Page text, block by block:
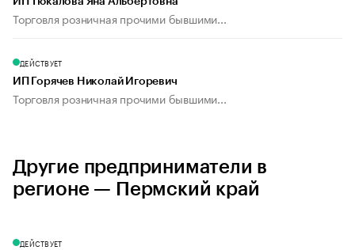
Торговля розничная прочими бывшими...
ДЕЙСТВУЕТ
ИП Горячев Николай Игоревич
Торговля розничная прочими бывшими...
Другие предприниматели в
регионе — Пермский край
ДЕЙСТВУЕТ